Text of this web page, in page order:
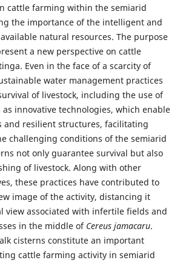
cattle farming within the semiarid
the importance of the intelligent and
natural resources. The purpose
a new perspective on cattle
Even in the face of a scarcity of
water management practices
of livestock, including the use of
innovative technologies, which enable
and resilient structures, facilitating
challenging conditions of the semiarid
not only guarantee survival but also
of livestock. Along with other
these practices have contributed to
image of the activity, distancing it
view associated with infertile fields and
in the middle of Cereus jamacaru.
cisterns constitute an important
cattle farming activity in semiarid